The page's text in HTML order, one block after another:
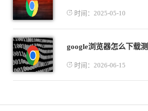
时间：2025-05-10
时间：2026-06-15